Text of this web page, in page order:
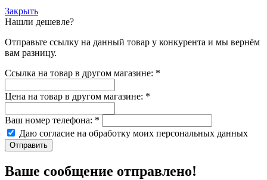
Закрыть
Нашли дешевле?
Отправьте ссылку на данный товар у конкурента и мы вернём
вам разницу.
Ссылка на товар в другом магазине: *
Цена на товар в другом магазине: *
Ваш номер телефона: *
Даю согласие на обработку моих персональных данных
Отправить
Ваше сообщение отправлено!